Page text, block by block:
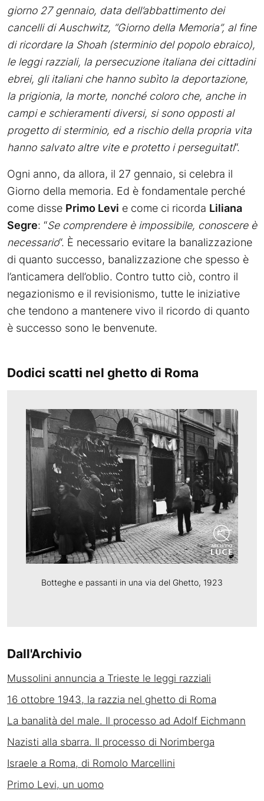
giorno 27 gennaio, data dell’abbattimento dei
cancelli di Auschwitz, “Giorno della Memoria”, al fine
di ricordare la Shoah (sterminio del popolo ebraico),
le leggi razziali, la persecuzione italiana dei cittadini
ebrei, gli italiani che hanno subìto la deportazione,
la prigionia, la morte, nonché coloro che, anche in
campi e schieramenti diversi, si sono opposti al
progetto di sterminio, ed a rischio della propria vita
hanno salvato altre vite e protetto i perseguitati“.
Ogni anno, da allora, il 27 gennaio, si celebra il
Giorno della memoria. Ed è fondamentale perché
come disse Primo Levi e come ci ricorda Liliana
Segre: “Se comprendere è impossibile, conoscere è
necessario“. È necessario evitare la banalizzazione
di quanto successo, banalizzazione che spesso è
l’anticamera dell’oblio. Contro tutto ciò, contro il
negazionismo e il revisionismo, tutte le iniziative
che tendono a mantenere vivo il ricordo di quanto
è successo sono le benvenute.
Dodici scatti nel ghetto di Roma
Botteghe e passanti in una via del Ghetto, 1923
Dall'Archivio
Mussolini annuncia a Trieste le leggi razziali
16 ottobre 1943, la razzia nel ghetto di Roma
La banalità del male. Il processo ad Adolf Eichmann
Nazisti alla sbarra. Il processo di Norimberga
Israele a Roma, di Romolo Marcellini
Primo Levi, un uomo